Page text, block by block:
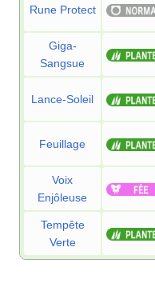
Rune Protect
Giga-
Sangsue
Lance-Soleil
Feuillage
Voix
Enjôleuse
Tempête
Verte